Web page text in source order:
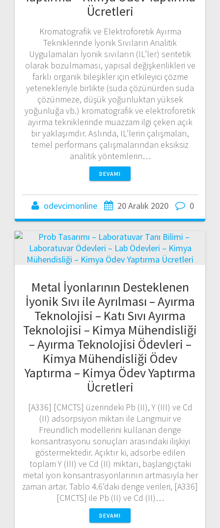
Ücretleri
Kromatografik ve Elektroforetik Ayırma
Tekniklerinde İyonik Sıvıların Analitik
Uygulamaları İyonik sıvıların (IL’ler) sentetik
olarak bozulmaması, yapısal değişkenlikleri ve
farklı organik bileşikler için etkileyici çözme
yetenekleriyle birlikte (suda çözünürden suda
çözünmeze, düşük yoğunluktan yüksek
yoğunluğa vb.) kromatografik ve elektroforetik
ayırma tekniklerinde muazzam ilgi çeken açık
bir yaklaşımdır. Aslında, IL’lerin çalışmaları,
temel performans çalışmalarından eksiksiz
analitik yöntemlerin…
DEVAMI
odevcimonline 20 Aralık 2020 0
Metal İyonlarının Desteklenen
İyonik Sıvı ile Ayrılması – Ayırma
Teknolojisi – Katı Sıvı Ayırma
Teknolojisi – Kimya Mühendisliği
– Ayırma Teknolojisi Ödevleri –
Kimya Mühendisliği Ödev
Yaptırma – Kimya Ödev Yaptırma
Ücretleri
[A336] [CMCTS] üzerindeki Pb (II), Y (III) ve Cd
(II) adsorpsiyon miktarı ile Langmuir ve
Freundlich modellerini kullanan denge
konsantrasyonu sonuçları arasındaki ilişkiyi
göstermektedir. Açıktır ki, adsorbe edilen
toplam Y (III) ve Cd (II) miktarı, başlangıçtaki
metal iyon konsantrasyonlarının artmasıyla her
zaman artar. Tablo 4.6’daki denge verileri, [A336]
[CMCTS] ile Pb (II) ve Cd (II)…
DEVAMI